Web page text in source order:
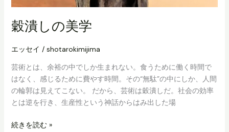
穀潰しの美学
エッセイ / shotarokimijima
芸術とは、余裕の中でしか生まれない。食うために働く時間で
はなく、感じるために費やす時間。その“無駄”の中にしか、人間
の輪郭は見えてこない。 だから、芸術は穀潰しだ。社会の効率
とは逆を行き、生産性という神話からはみ出した場
穀
続きを読む »